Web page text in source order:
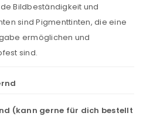
Bildbeständigkeit und
sind Pigmenttinten, die eine
ermöglichen und
sind.
(kann gerne für dich bestellt